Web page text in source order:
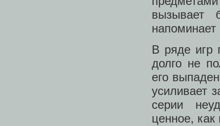
вызывает
В ряде игр
долго не
его
усиливает
серии
ценное, как